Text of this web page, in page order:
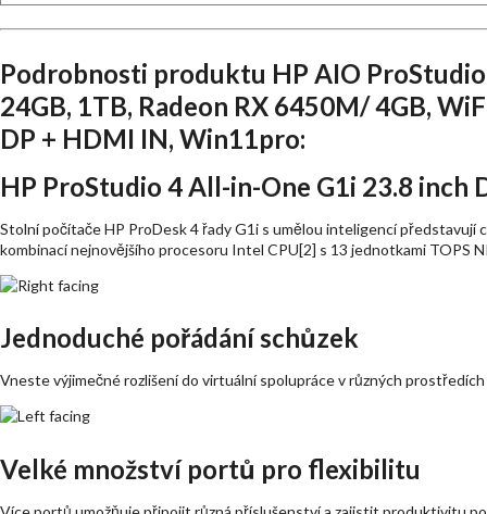
Podrobnosti produktu HP AIO
24GB, 1TB, Radeon RX 6450M/ 4GB,
DP + HDMI IN, Win11pro:
HP ProStudio 4 All-in-One G1i 23.8 inch
Stolní počítače HP ProDesk 4 řady G1i s umělou inteligencí představují
kombinací nejnovějšího procesoru Intel CPU[2] s 13 jednotkami TOPS
Jednoduché pořádání schůzek
Vneste výjimečné rozlišení do virtuální spolupráce v různých
Velké množství portů pro flexibilitu